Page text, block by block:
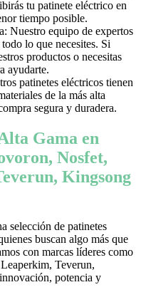
tu patinete eléctrico en
tiempo posible.
Nuestro equipo de expertos
lo que necesites. Si
productos o necesitas
ayudarte.
patinetes eléctricos tienen
de la más alta
segura y duradera.
Gama en
Nosfet,
Kingsong
selección de patinetes
buscan algo más que
con marcas líderes como
Teverun,
potencia y